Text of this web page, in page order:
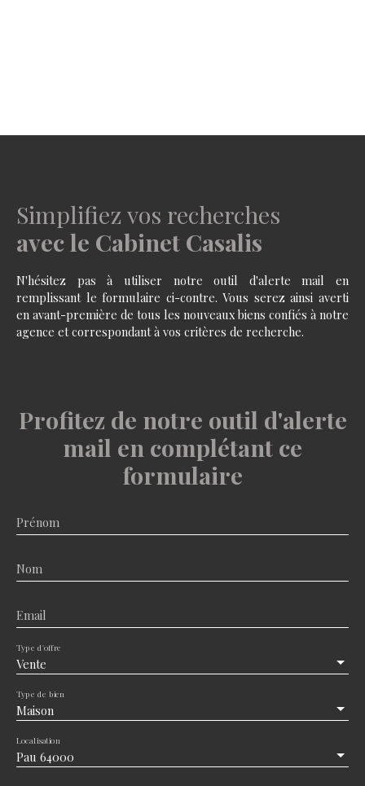
Simplifiez vos recherches
avec le Cabinet Casalis
N'hésitez pas à utiliser notre outil d'alerte mail en
remplissant le formulaire ci-contre. Vous serez ainsi averti
en avant-première de tous les nouveaux biens confiés à notre
agence et correspondant à vos critères de recherche.
Profitez de notre outil d'alerte
mail en complétant ce
formulaire
Prénom
Nom
Email
Vente
Type d'offre
Maison
Type de bien
Pau 64000
Localisation